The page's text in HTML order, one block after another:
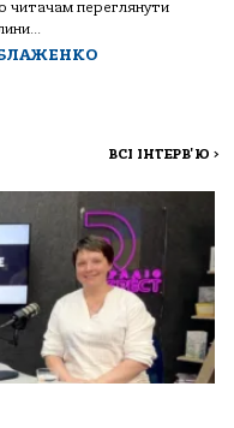
читачам переглянути
ВСІ ІНТЕРВ'Ю >